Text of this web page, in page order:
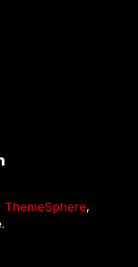
ThemeSphere,